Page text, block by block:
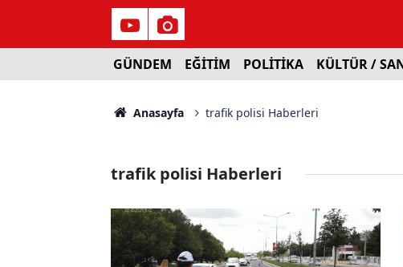
GÜNDEM EĞİTİM POLİTİKA KÜLTÜR /
Anasayfa trafik polisi Haberleri
trafik polisi Haberleri